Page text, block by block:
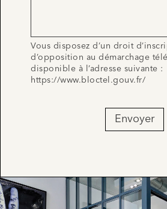
Vous disposez d’un droit
d’opposition au démarchage
disponible à l’adresse suivante :
https://www.bloctel.gouv.fr/
Envoyer